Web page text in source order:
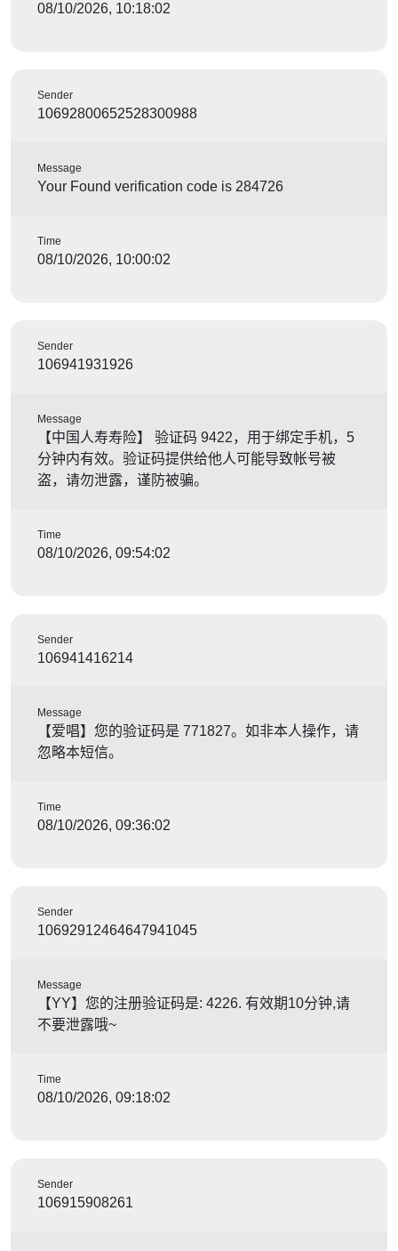
08/10/2026, 10:18:02
Sender
10692800652528300988
Message
Your Found verification code is 284726
Time
08/10/2026, 10:00:02
Sender
106941931926
Message
【中国人寿寿险】 验证码 9422，用于绑定手机，5
分钟内有效。验证码提供给他人可能导致帐号被
盗，请勿泄露，谨防被骗。
Time
08/10/2026, 09:54:02
Sender
106941416214
Message
【爱唱】您的验证码是 771827。如非本人操作，请
忽略本短信。
Time
08/10/2026, 09:36:02
Sender
10692912464647941045
Message
【YY】您的注册验证码是: 4226. 有效期10分钟,请
不要泄露哦~
Time
08/10/2026, 09:18:02
Sender
106915908261